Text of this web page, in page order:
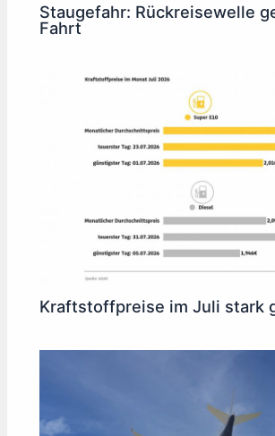
Staugefahr: Rückreisewelle
Fahrt
Kraftstoffpreise im Juli stark